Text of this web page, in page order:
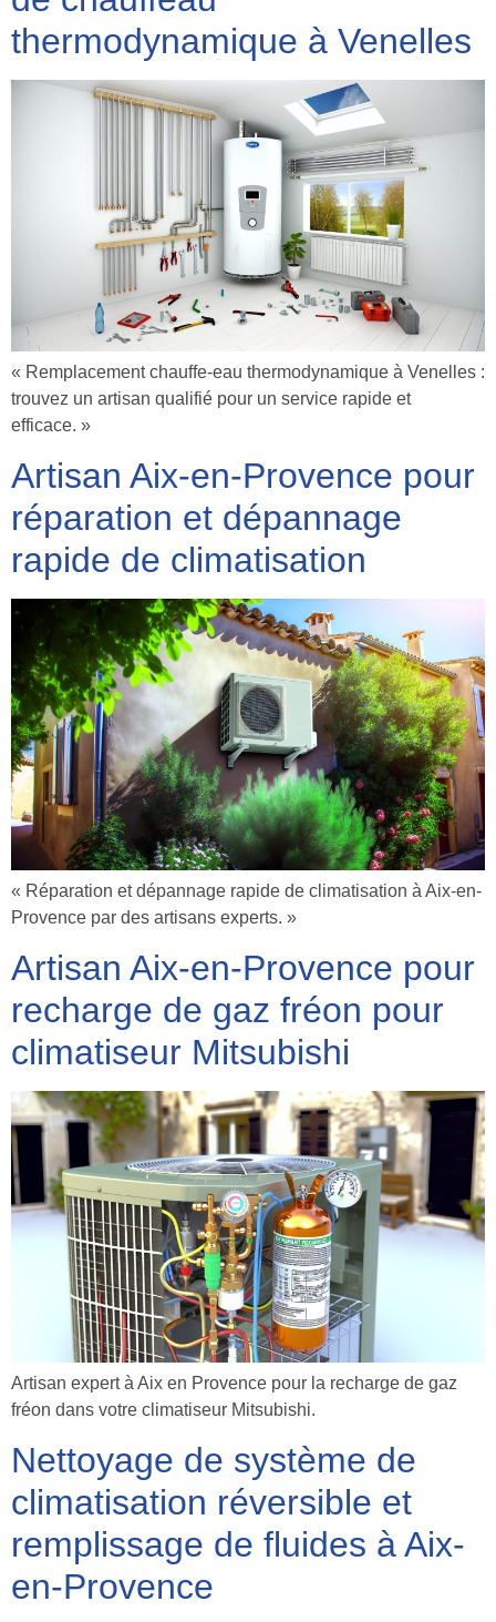
thermodynamique à Venelles
« Remplacement chauffe-eau thermodynamique à Venelles :
trouvez un artisan qualifié pour un service rapide et
efficace. »
Artisan Aix-en-Provence pour
réparation et dépannage
rapide de climatisation
« Réparation et dépannage rapide de climatisation à Aix-en-
Provence par des artisans experts. »
Artisan Aix-en-Provence pour
recharge de gaz fréon pour
climatiseur Mitsubishi
Artisan expert à Aix en Provence pour la recharge de gaz
fréon dans votre climatiseur Mitsubishi.
Nettoyage de système de
climatisation réversible et
remplissage de fluides à Aix-
en-Provence